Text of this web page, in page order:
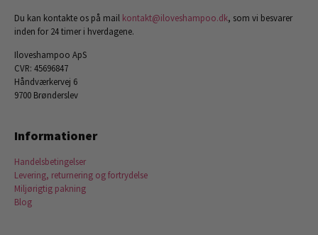
Du kan kontakte os på mail kontakt@iloveshampoo.dk, som vi besvarer
inden for 24 timer i hverdagene.
Iloveshampoo ApS
CVR: 45696847
Håndværkervej 6
9700 Brønderslev
Informationer
Handelsbetingelser
Levering, returnering og fortrydelse
Miljørigtig pakning
Blog